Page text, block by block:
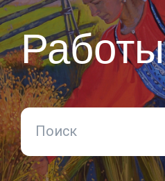
Работы
Поиск